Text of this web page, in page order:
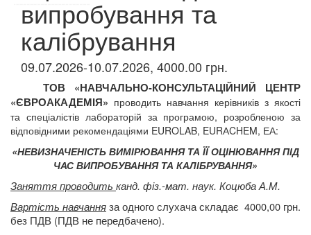
випробування та
калібрування
09.07.2026-10.07.2026, 4000.00 грн.
ТОВ «НАВЧАЛЬНО-КОНСУЛЬТАЦІЙНИЙ ЦЕНТР
«ЄВРОАКАДЕМІЯ» проводить навчання керівників з якості
та спеціалістів лабораторій за програмою, розробленою за
відповідними рекомендаціями EUROLAB, EURАCHEM, ЕА:
«НЕВИЗНАЧЕНІСТЬ ВИМІРЮВАННЯ ТА ЇЇ ОЦІНЮВАННЯПІД
ЧАС ВИПРОБУВАННЯ ТА КАЛІБРУВАННЯ»
Заняття проводить канд. фіз.-мат. наук. Коцюба А.М.
Вартість навчанняза одного слухача складає 4000,00 грн.
без ПДВ (ПДВ не передбачено).